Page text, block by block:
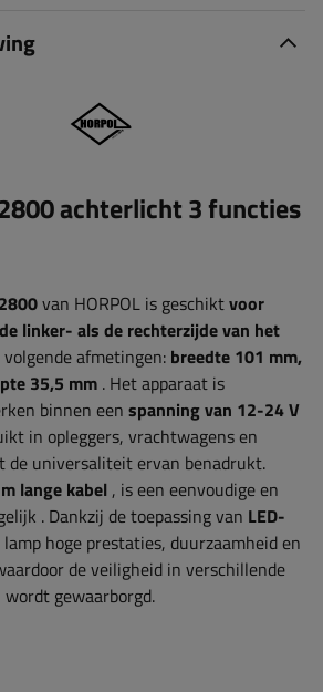
2800 achterlicht 3 functies
van HORPOL is geschiktvoor
linker- als de rechterzijde van het
afmetingen: breedte 101 mm,
35,5 mm . Het apparaat is
binnen een spanning van 12-24 V
in opleggers, vrachtwagens en
de universaliteit ervan benadrukt.
lange kabel , is een eenvoudige en
. Dankzij de toepassing van LED-
hoge prestaties, duurzaamheid en
de veiligheid in verschillende
gewaarborgd.